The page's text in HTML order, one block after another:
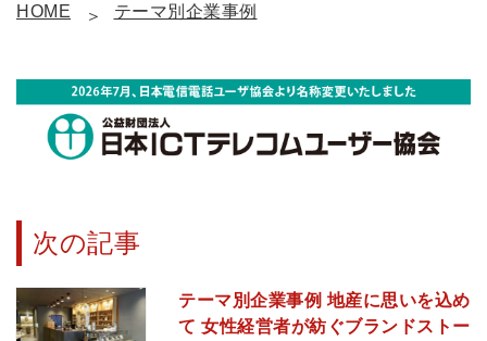
HOME テーマ別企業事例
次の記事
テーマ別企業事例 地産に思いを込め
て 女性経営者が紡ぐブランドストー